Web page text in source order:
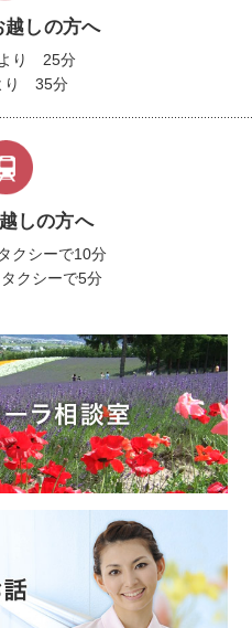
越しの方へ
り 25分
り 35分
しの方へ
クシーで10分
クシーで5分